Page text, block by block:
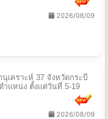
2026/08/09
นุเคราะห์ 37 จังหวัดกระบี่
แหน่ง ตั้งแต่วันที่ 5-19
2026/08/09